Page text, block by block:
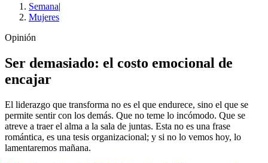
Semana|
Mujeres
Opinión
Ser demasiado: el costo emocional de
encajar
El liderazgo que transforma no es el que endurece, sino el que se
permite sentir con los demás. Que no teme lo incómodo. Que se
atreve a traer el alma a la sala de juntas. Esta no es una frase
romántica, es una tesis organizacional; y si no lo vemos hoy, lo
lamentaremos mañana.